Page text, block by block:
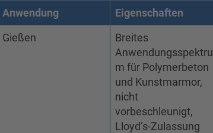
Anwendung Eigenschaften
Gießen
Breites
Anwendungsspektru
m für Polymerbeton
und Kunstmarmor,
nicht
vorbeschleunigt,
Lloyd’s-Zulassung